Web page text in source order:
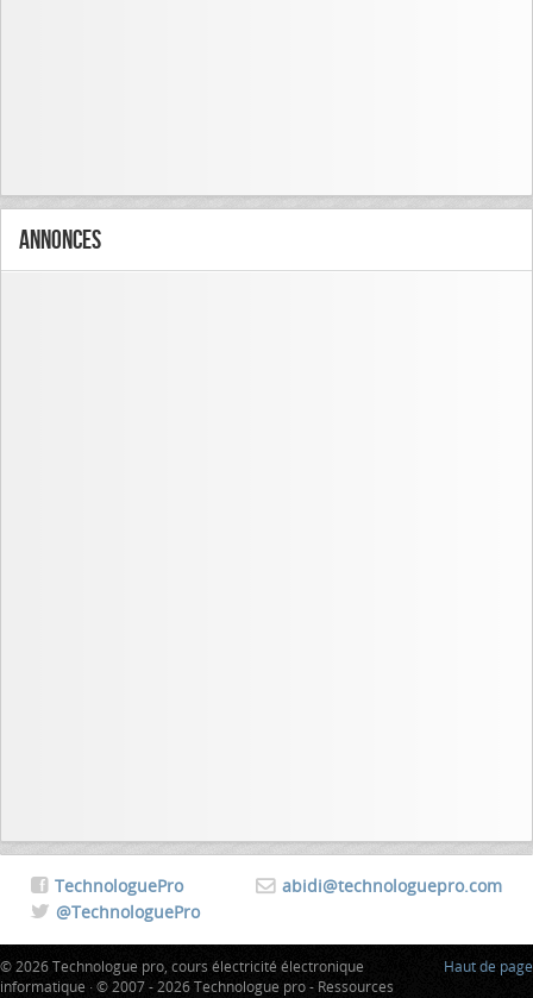
Annonces
abidi@technologuepro.com
TechnologuePro
@TechnologuePro
Haut de page
© 2026 Technologue pro, cours électricité électronique
informatique · © 2007 - 2026 Technologue pro - Ressources